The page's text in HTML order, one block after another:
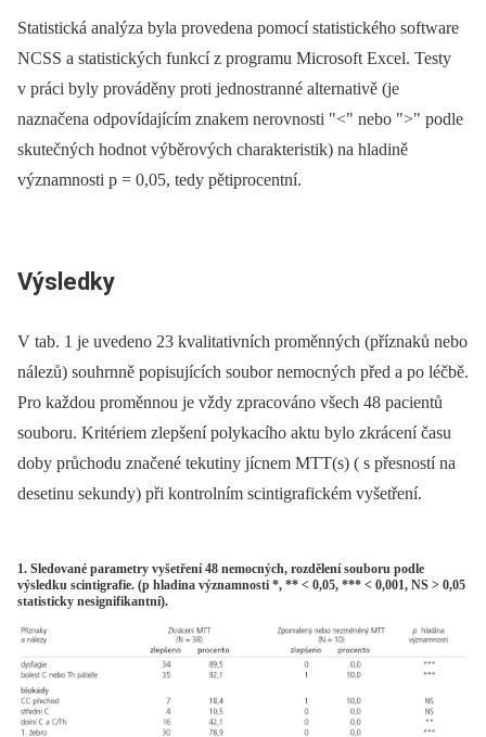
Statistická analýza byla provedena pomocí statistického software
NCSS a statistických funkcí z programu Microsoft Excel. Testy
v práci byly prováděny proti jednostranné alternativě (je
naznačena odpovídajícím znakem nerovnosti "<" nebo ">" podle
skutečných hodnot výběrových charakteristik) na hladině
významnosti p = 0,05, tedy pětiprocentní.
Výsledky
V tab. 1 je uvedeno 23 kvalitativních proměnných (příznaků nebo
nálezů) souhrnně popisujících soubor nemocných před a po léčbě.
Pro každou proměnnou je vždy zpracováno všech 48 pacientů
souboru. Kritériem zlepšení polykacího aktu bylo zkrácení času
doby průchodu značené tekutiny jícnem MTT(s) ( s přesností na
desetinu sekundy) při kontrolním scintigrafickém vyšetření.
1. Sledované parametry vyšetření 48 nemocných, rozdělení souboru podle
výsledku scintigrafie. (p hladina významnosti *, ** < 0,05, *** < 0,001, NS > 0,05
statisticky nesignifikantní).